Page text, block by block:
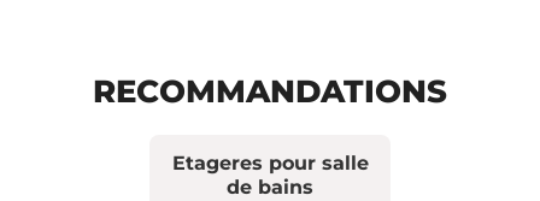
RECOMMANDATIONS
Etageres pour salle
de bains